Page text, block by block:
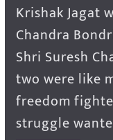
Krishak Jagat
Chandra
Shri Suresh
two were like
freedom
struggle